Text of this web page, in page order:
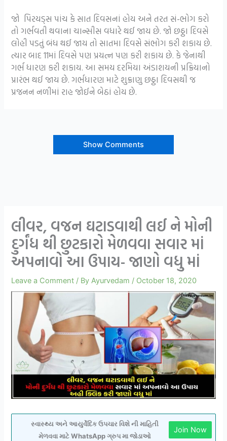
જો પિરયડ્સ પાંચ કે સાત દિવસનાં હોય અને તરત સં-ભોગ કરો
તો ગર્ભવતી થવાના ચાન્સીસ વધારે થઈ જાય છે. જો છઠ્ઠા દિવસે
લોહી પડતું બંધ થઈ જાય તો સાતમા દિવસે સંભોગ કરી શકાય છે.
ત્યાર બાદ 11માં દિવસે પણ પ્રયત્ન પણ કરી શકાય છે. કે જેનાથી
ગર્ભ ધારણ કરી શકાય. આ સમય દરમિયા અંડાશયની પ્રક્રિયાનો
પ્રારંભ થઈ જાય છે. ગર્ભધારણ માટે શુક્રાણુ છઠ્ઠા દિવસથી જ
પ્રજનન નળીમાં રાહ જોઈને બેઠાં હોય છે.
Show Comments
લીવર, વજન ઘટાડવાથી લઈ ને મોની
દુર્ગંધ થી છુટકારો મેળવવા સવાર માં
અપનાવો આ ઉપાય- જાણો વધુ માં
Leave a Comment / ByAyurvedam / October 18, 2020
સ્વાસ્થ્ય અને આયુર્વેદિક ઉપચાર વિશે ની માહિતી
મેળવવા માટે WhatsApp ગ્રુપ મા જોડાઓ
Join Now